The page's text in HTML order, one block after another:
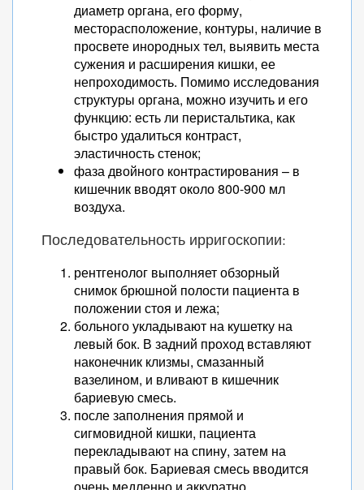
диаметр органа, его форму,
месторасположение, контуры, наличие в
просвете инородных тел, выявить места
сужения и расширения кишки, ее
непроходимость. Помимо исследования
структуры органа, можно изучить и его
функцию: есть ли перистальтика, как
быстро удалиться контраст,
эластичность стенок;
фаза двойного контрастирования – в
кишечник вводят около 800-900 мл
воздуха.
Последовательность ирригоскопии:
рентгенолог выполняет обзорный
снимок брюшной полости пациента в
положении стоя и лежа;
больного укладывают на кушетку на
левый бок. В задний проход вставляют
наконечник клизмы, смазанный
вазелином, и вливают в кишечник
бариевую смесь.
после заполнения прямой и
сигмовидной кишки, пациента
перекладывают на спину, затем на
правый бок. Бариевая смесь вводится